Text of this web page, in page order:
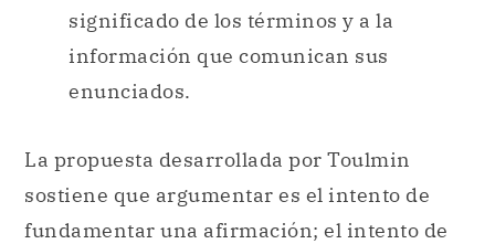
significado de los términos y a la
información que comunican sus
enunciados.
La propuesta desarrollada por Toulmin
sostiene que argumentar es el intento de
fundamentar una afirmación; el intento de